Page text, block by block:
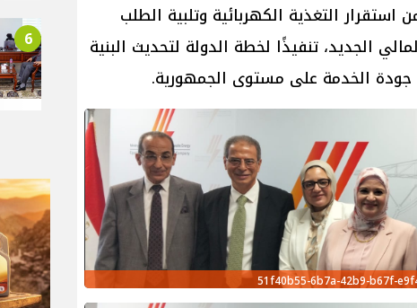
استقرار التغذية الكهربائية وتلبية الطلب
الجديد، تنفيذًا لخطة الدولة لتحديث البنية
جودة الخدمة على مستوى الجمهورية.
51f40b55-6b7a-42b9-b67f-
6